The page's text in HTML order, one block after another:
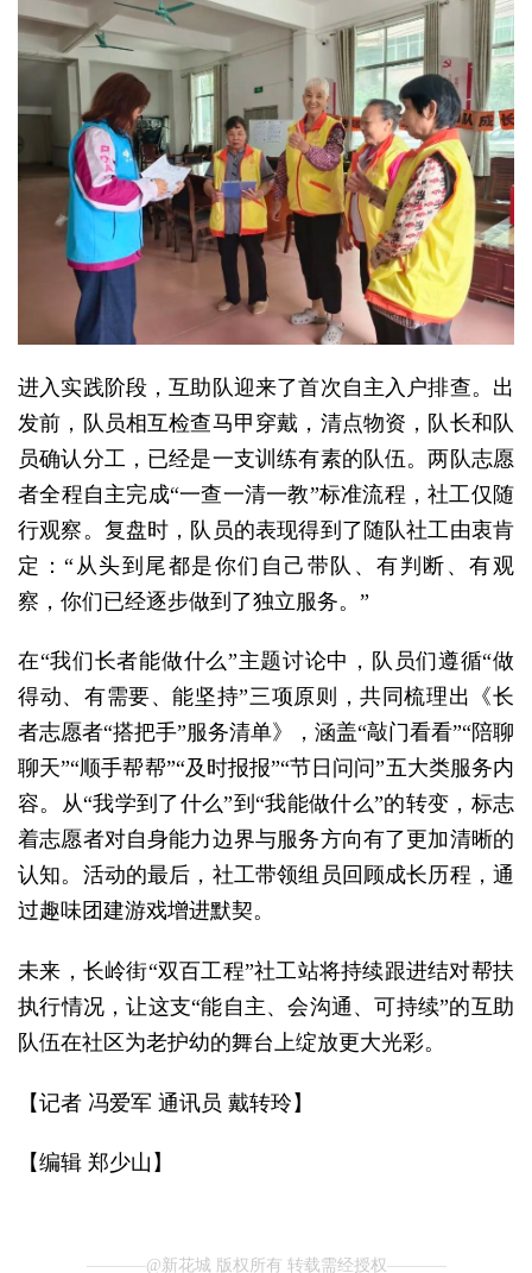
进入实践阶段，互助队迎来了首次自主入户排查。出
发前，队员相互检查马甲穿戴，清点物资，队长和队
员确认分工，已经是一支训练有素的队伍。两队志愿
者全程自主完成“一查一清一教”标准流程，社工仅随
行观察。复盘时，队员的表现得到了随队社工由衷肯
定：“从头到尾都是你们自己带队、有判断、有观
察，你们已经逐步做到了独立服务。”
在“我们长者能做什么”主题讨论中，队员们遵循“做
得动、有需要、能坚持”三项原则，共同梳理出《长
者志愿者“搭把手”服务清单》，涵盖“敲门看看”“陪聊
聊天”“顺手帮帮”“及时报报”“节日问问”五大类服务内
容。从“我学到了什么”到“我能做什么”的转变，标志
着志愿者对自身能力边界与服务方向有了更加清晰的
认知。活动的最后，社工带领组员回顾成长历程，通
过趣味团建游戏增进默契。
未来，长岭街“双百工程”社工站将持续跟进结对帮扶
执行情况，让这支“能自主、会沟通、可持续”的互助
队伍在社区为老护幼的舞台上绽放更大光彩。
【记者 冯爱军 通讯员 戴转玲】
【编辑 郑少山】
@新花城 版权所有 转载需经授权